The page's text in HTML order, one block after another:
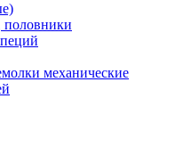
половники
механические